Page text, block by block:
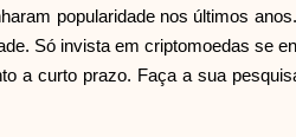
popularidade nos últimos
Só invista em criptomoedas se
a curto prazo. Faça a sua